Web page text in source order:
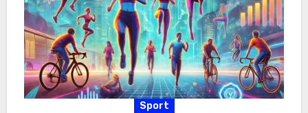
Sport